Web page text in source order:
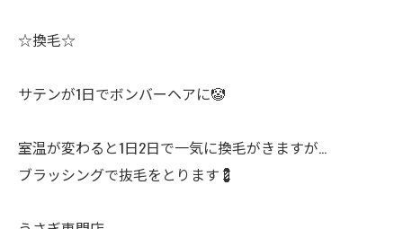
☆換毛☆
サテンが1日でボンバーヘアに🤡
室温が変わると1日2日で一気に換毛がきますが…
ブラッシングで抜毛をとります💈